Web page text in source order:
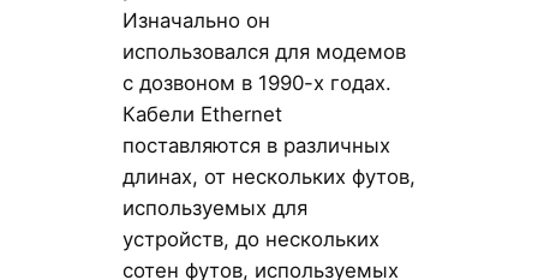
Изначально он
использовался для модемов
с дозвоном в 1990-х годах.
Кабели Ethernet
поставляются в различных
длинах, от нескольких футов,
используемых для
устройств, до нескольких
сотен футов, используемых